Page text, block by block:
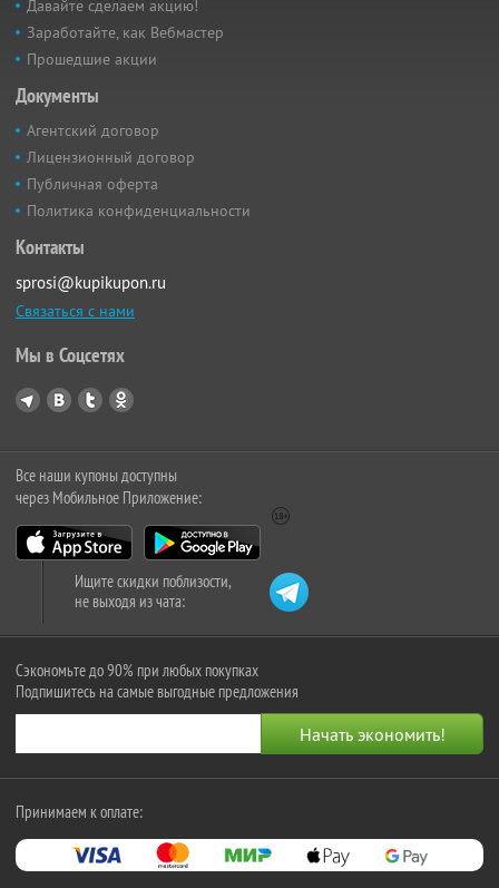
Давайте сделаем акцию!
Заработайте, как Вебмастер
Прошедшие акции
Документы
Агентский договор
Лицензионный договор
Публичная оферта
Политика конфиденциальности
Контакты
sprosi@kupikupon.ru
Связаться с нами
Мы в Соцсетях
Все наши купоны доступны
через Мобильное Приложение:
Ищите скидки поблизости,
не выходя из чата:
Сэкономьте до 90% при любых покупках
Подпишитесь на самые выгодные предложения
Принимаем к оплате: